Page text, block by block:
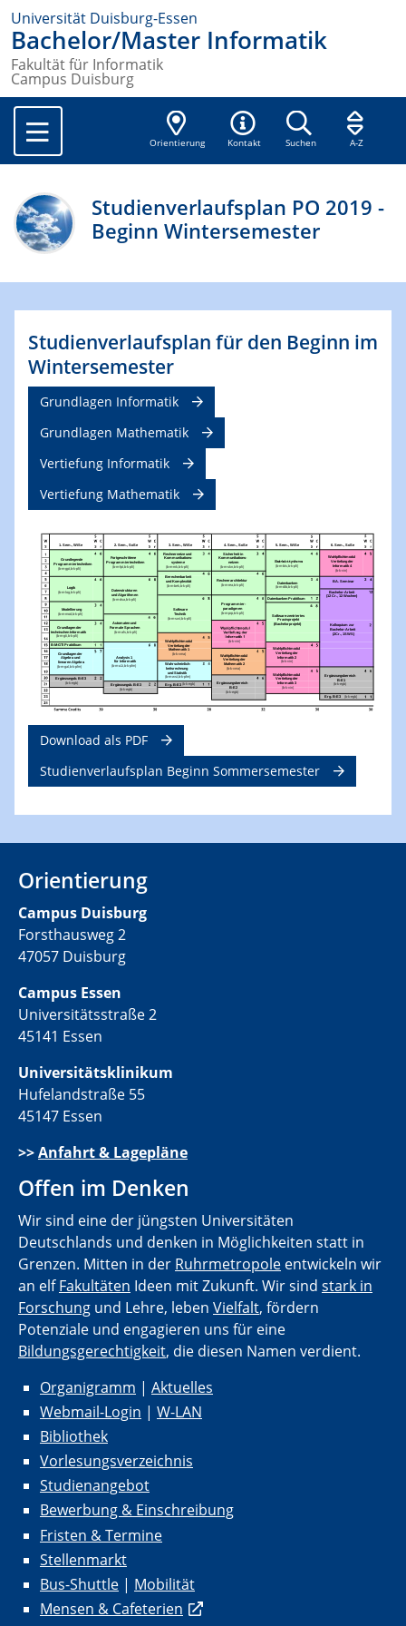
Universität Duisburg-Essen
Bachelor/Master Informatik
Fakultät für Informatik
Campus Duisburg
Orientierung Kontakt Suchen A-Z
Studienverlaufsplan PO 2019 -
Beginn Wintersemester
Studienverlaufsplan für den Beginn im
Wintersemester
Grundlagen Informatik
Grundlagen Mathematik
Vertiefung Informatik
Vertiefung Mathematik
Download als PDF
Studienverlaufsplan Beginn Sommersemester
Orientierung
Campus Duisburg
Forsthausweg 2
47057 Duisburg
Campus Essen
Universitätsstraße 2
45141 Essen
Universitätsklinikum
Hufelandstraße 55
45147 Essen
>>Anfahrt & Lagepläne
Offen im Denken
Wir sind eine der jüngsten Universitäten
Deutschlands und denken in Möglichkeiten statt in
Grenzen. Mitten in der Ruhrmetropole entwickeln wir
an elfFakultäten Ideen mit Zukunft. Wir sind stark in
Forschung und Lehre, leben Vielfalt, fördern
Potenziale und engagieren uns für eine
Bildungsgerechtigkeit, die diesen Namen verdient.
Organigramm | Aktuelles
Webmail-Login | W-LAN
Bibliothek
Vorlesungsverzeichnis
Studienangebot
Bewerbung & Einschreibung
Fristen & Termine
Stellenmarkt
Bus-Shuttle | Mobilität
Mensen & Cafeterien